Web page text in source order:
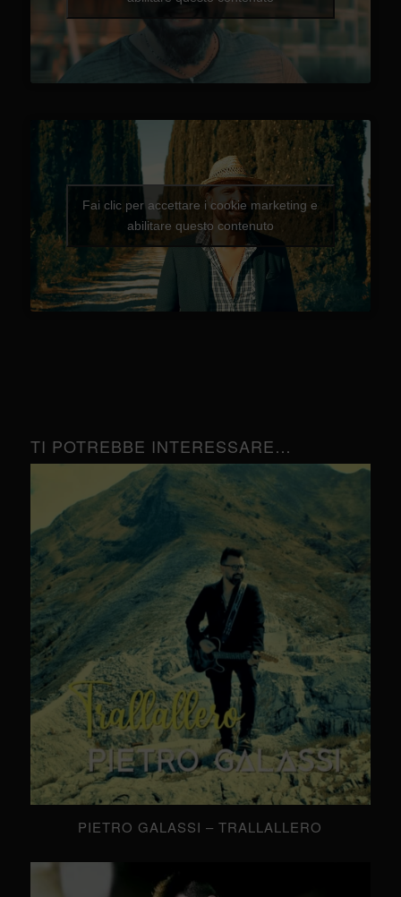
Fai clic per accettare i cookie marketing e
abilitare questo contenuto
TI POTREBBE INTERESSARE…
PIETRO GALASSI – TRALLALLERO